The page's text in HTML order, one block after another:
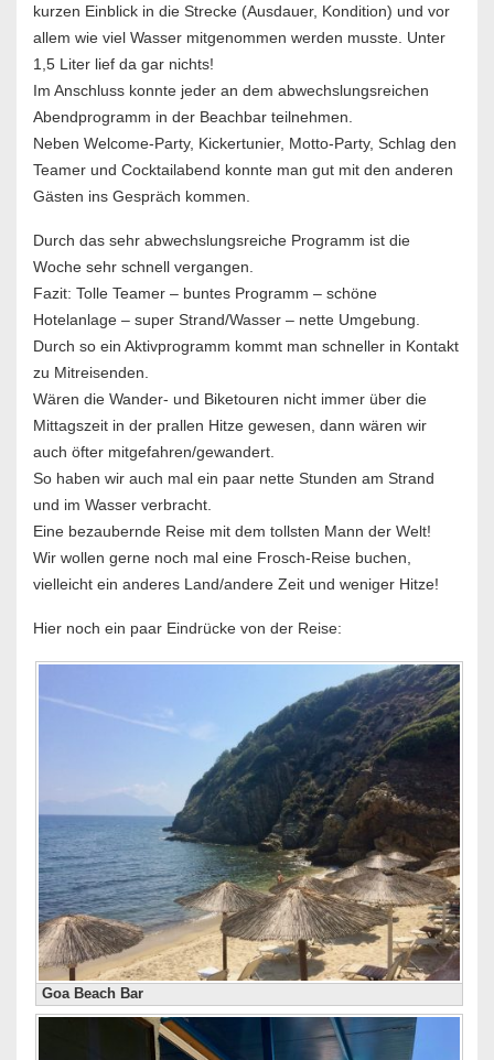
kurzen Einblick in die Strecke (Ausdauer, Kondition) und vor
allem wie viel Wasser mitgenommen werden musste. Unter
1,5 Liter lief da gar nichts!
Im Anschluss konnte jeder an dem abwechslungsreichen
Abendprogramm in der Beachbar teilnehmen.
Neben Welcome-Party, Kickertunier, Motto-Party, Schlag den
Teamer und Cocktailabend konnte man gut mit den anderen
Gästen ins Gespräch kommen.
Durch das sehr abwechslungsreiche Programm ist die
Woche sehr schnell vergangen.
Fazit: Tolle Teamer – buntes Programm – schöne
Hotelanlage – super Strand/Wasser – nette Umgebung.
Durch so ein Aktivprogramm kommt man schneller in Kontakt
zu Mitreisenden.
Wären die Wander- und Biketouren nicht immer über die
Mittagszeit in der prallen Hitze gewesen, dann wären wir
auch öfter mitgefahren/gewandert.
So haben wir auch mal ein paar nette Stunden am Strand
und im Wasser verbracht.
Eine bezaubernde Reise mit dem tollsten Mann der Welt!
Wir wollen gerne noch mal eine Frosch-Reise buchen,
vielleicht ein anderes Land/andere Zeit und weniger Hitze!
Hier noch ein paar Eindrücke von der Reise:
Goa Beach Bar